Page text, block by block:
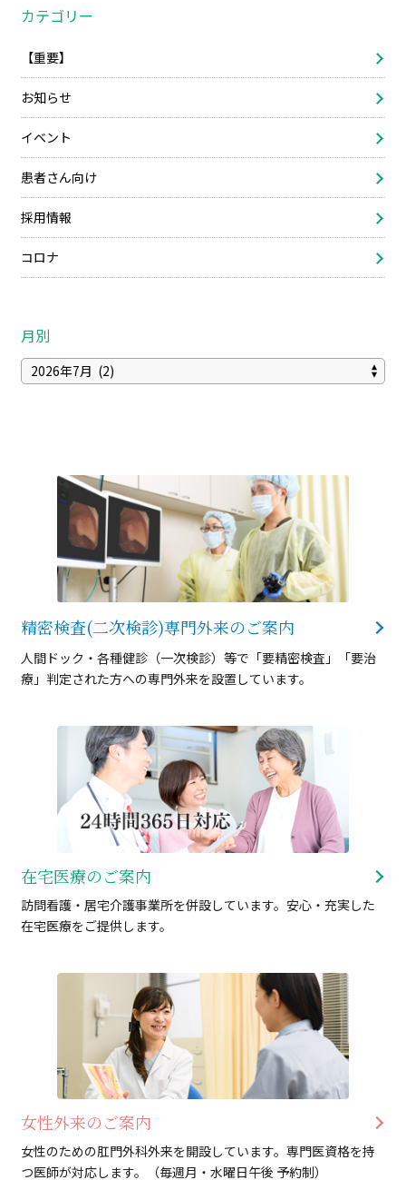
カテゴリー
【重要】
お知らせ
イベント
患者さん向け
採用情報
コロナ
月別
精密検査(二次検診)専門外来のご案内
人間ドック・各種健診（一次検診）等で「要精密検査」「要治
療」判定された方への専門外来を設置しています。
在宅医療のご案内
訪問看護・居宅介護事業所を併設しています。安心・充実した
在宅医療をご提供します。
女性外来のご案内
女性のための肛門外科外来を開設しています。専門医資格を持
つ医師が対応します。（毎週月・水曜日午後 予約制）